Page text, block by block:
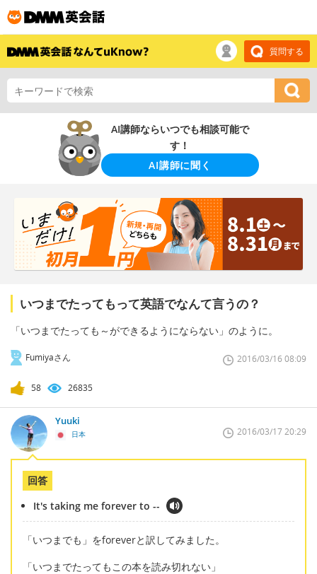
質問する
AI講師ならいつでも相談可能で
す！
AI講師に聞く
いつまでたってもって英語でなんて言うの？
「いつまでたっても～ができるようにならない」のように。
Fumiyaさん 2016/03/16 08:09
58 26835
Yuuki
日本 2016/03/17 20:29
回答
It's taking me forever to --
「いつまでも」をforeverと訳してみました。
「いつまでたってもこの本を読み切れない」